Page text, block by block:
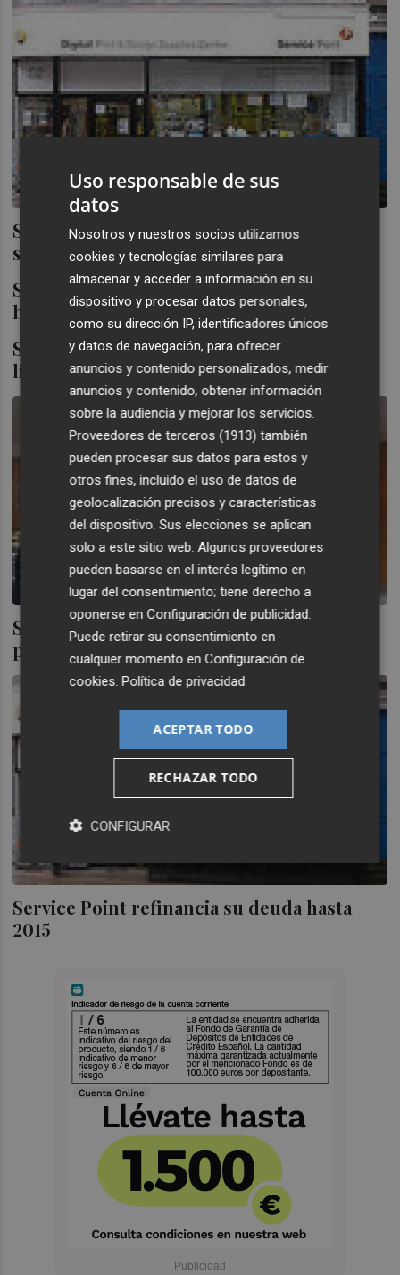
Service Point firma un acuerdo con la
sueca Granuldisk
Service Point dispara los números rojos
hasta los 12,8 millones
Service Point Francia confirma su
liderazgo en impresión online
Service Point prevé registrar beneficios a
partir de 2013
Service Point refinancia su deuda hasta
2015
Uso responsable de sus
datos
Nosotros y nuestros socios utilizamos
cookies y tecnologías similares para
almacenar y acceder a información en su
dispositivo y procesar datos personales,
como su dirección IP, identificadores únicos
y datos de navegación, para ofrecer
anuncios y contenido personalizados, medir
anuncios y contenido, obtener información
sobre la audiencia y mejorar los servicios.
Proveedores de terceros (1913) también
pueden procesar sus datos para estos y
otros fines, incluido el uso de datos de
geolocalización precisos y características
del dispositivo. Sus elecciones se aplican
solo a este sitio web. Algunos proveedores
pueden basarse en el interés legítimo en
lugar del consentimiento; tiene derecho a
oponerse enConfiguración de publicidad
Puede retirar su consentimiento en
cualquier momento enConfiguración de
cookies .Política de privacidad
ACEPTAR TODO
RECHAZAR TODO
CONFIGURAR